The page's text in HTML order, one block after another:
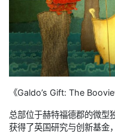
《Galdo’s Gift: The
总部位于赫特福德郡的微
获得了英国研究与创新基金